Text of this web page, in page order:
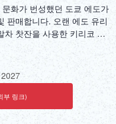
화가 번성했던 도쿄 에도가
판매합니다. 오랜 에도 유리
차 찻잔을 사용한 키리코 유
한 말차 찻잔에 나만의 특
작을 만들어 보세요. 완성
간에서 다도 활동을 즐겨
, 그리고 장인 정신의 예술
부 링크)